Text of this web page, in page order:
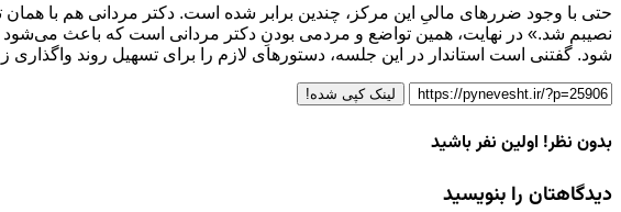
حتی با وجود ضررهای مالیِ این مرکز، چندین برابر شده است. دکتر مردانی هم با
نصیبم شد.» در نهایت، همین تواضع و مردمی بودنِ دکتر مردانی است که باعث می‌شود
شود. گفتنی است استاندار در این جلسه، دستورهای لازم را برای تسهیل روند
لینک کپی شده!
بدون نظر! اولین نفر باشید
دیدگاهتان را بنویسید